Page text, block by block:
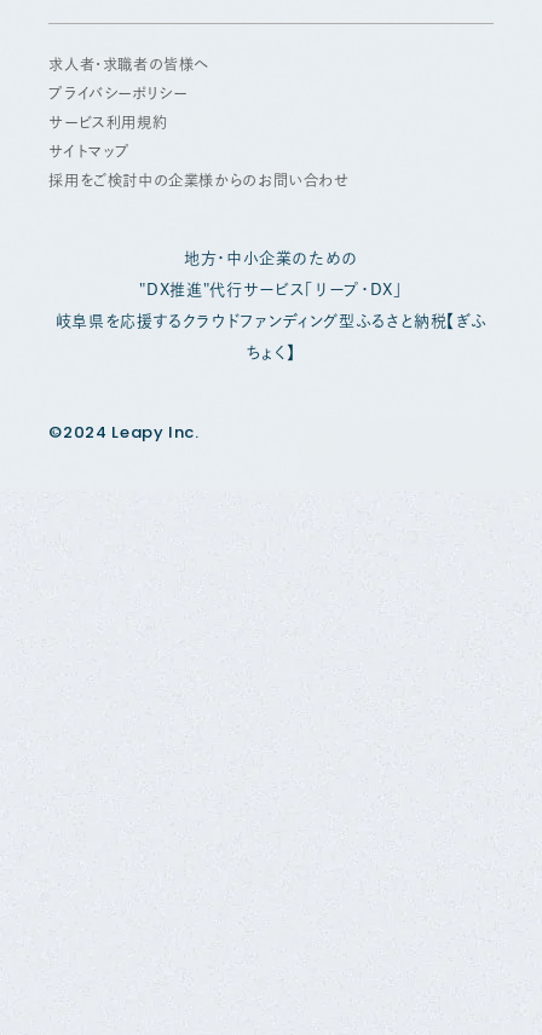
求人者・求職者の皆様へ
プライバシーポリシー
サービス利用規約
サイトマップ
採用をご検討中の企業様からのお問い合わせ
地方・中小企業のための
"DX推進"代行サービス「リープ・DX」
岐阜県を応援するクラウドファンディング型ふるさと納税【ぎふ
ちょく】
©2024 Leapy Inc.